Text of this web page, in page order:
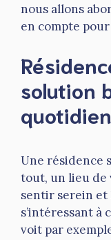
nous allons
en compte
solution
quotidien
Une résidence
tout, un lieu de
sentir serein et
s’intéressant à
voit par